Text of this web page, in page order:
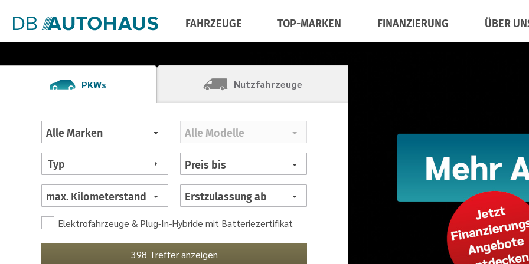
FAHRZEUGE TOP-MARKEN FINANZIERUNG ÜBER
PKWs Nutzfahrzeuge
Alle
Marken
Alle
Modelle
Typ
Preis
bis
max.
Kilometerstand
Erstzulassung
ab
Elektrofahrzeuge & Plug-In-Hybride mit Batteriezertifikat
398 Treffer anzeigen